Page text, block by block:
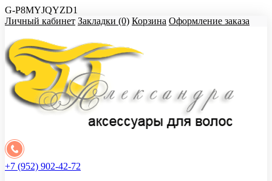
G-P8MYJQYZD1
Личный кабинет Закладки (0) Корзина Оформление заказа
+7 (952) 902-42-72